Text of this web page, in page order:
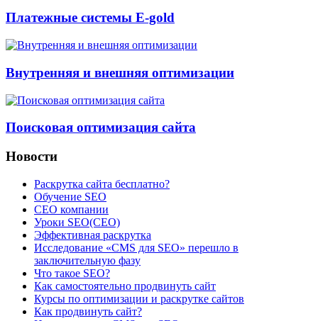
Платежные системы E-gold
Внутренняя и внешняя оптимизации
Поисковая оптимизация сайта
Новости
Раскрутка сайта бесплатно?
Обучение SEO
CEO компании
Уроки SEO(СЕО)
Эффективная раскрутка
Исследование «CMS для SEO» перешло в
заключительную фазу
Что такое SEO?
Как самостоятельно продвинуть сайт
Курсы по оптимизации и раскрутке сайтов
Как продвинуть сайт?